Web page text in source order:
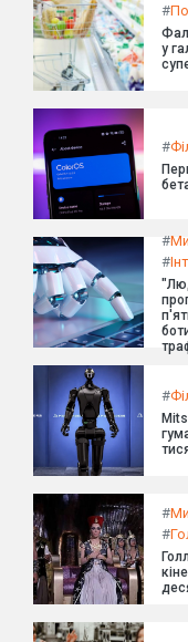
#
у
#
#
#
#
#
#